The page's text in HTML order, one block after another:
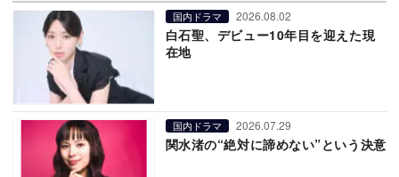
国内ドラマ 2026.08.02
白石聖、デビュー10年目を迎えた現
在地
国内ドラマ 2026.07.29
関水渚の“絶対に諦めない”という決意